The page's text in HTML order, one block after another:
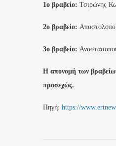
1ο βραβείο: Τσιρώνης
2ο βραβείο:
3ο βραβείο:
Η απονομή των
προσεχώς.
Πηγή: https://